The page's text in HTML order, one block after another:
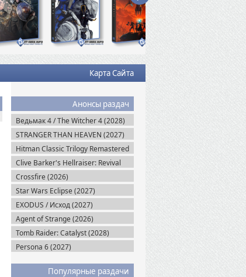
Карта Сайта
Анонсы раздач
Ведьмак 4 / The Witcher 4 (2028)
STRANGER THAN HEAVEN (2027)
Hitman Classic Trilogy Remastered
(2027)
Clive Barker's Hellraiser: Revival
(2026)
Crossfire (2026)
Star Wars Eclipse (2027)
EXODUS / Исход (2027)
Agent of Strange (2026)
Tomb Raider: Catalyst (2028)
Persona 6 (2027)
Популярные раздачи